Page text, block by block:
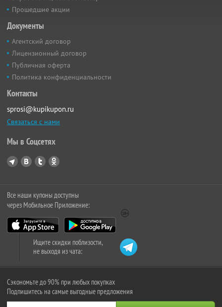
Прошедшие акции
Документы
Агентский договор
Лицензионный договор
Публичная оферта
Политика конфиденциальности
Контакты
sprosi@kupikupon.ru
Связаться с нами
Мы в Соцсетях
Все наши купоны доступны
через Мобильное Приложение:
Ищите скидки поблизости,
не выходя из чата:
Сэкономьте до 90% при любых покупках
Подпишитесь на самые выгодные предложения